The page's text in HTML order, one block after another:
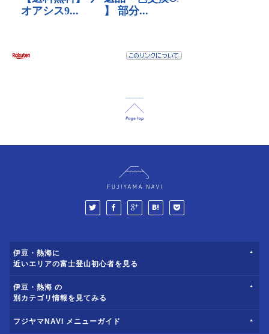
伊豆・熱海に
近いエリアの富士登山初心者を見る
伊豆・熱海 の
別カテゴリ情報を見てみる
フジヤマNAVI メニューガイド